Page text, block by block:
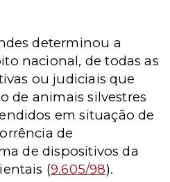
determinou a
nacional, de todas as
ou judiciais que
de animais silvestres
em situação de
de
de dispositivos da
(9.605/98).